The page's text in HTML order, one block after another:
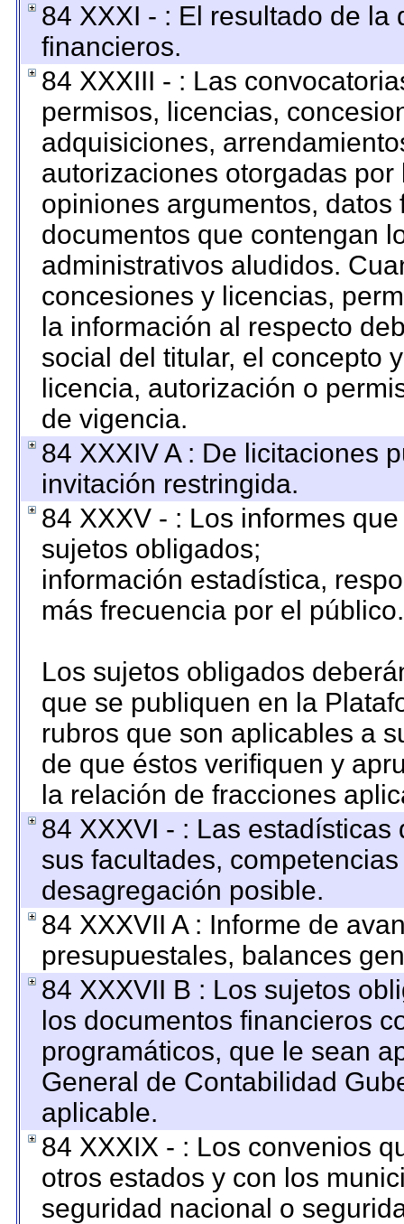
84 XXXI - : El resultado de
financieros.
84 XXXIII - : Las
permisos, licencias,
adquisiciones,
autorizaciones otorgadas
opiniones argumentos,
documentos que contengan
administrativos aludidos.
concesiones y licencias,
la información al respecto
social del titular, el concepto
licencia, autorización o
de vigencia.
84 XXXIV A : De licitaciones
invitación restringida.
84 XXXV - : Los informes
sujetos obligados;
información estadística,
más frecuencia por el público.
Los sujetos obligados
que se publiquen en la
rubros que son aplicables a
de que éstos verifiquen y
la relación de fracciones
84 XXXVI - : Las
sus facultades,
desagregación posible.
84 XXXVII A : Informe de
presupuestales, balances
84 XXXVII B : Los sujetos
los documentos financieros
programáticos, que le sean
General de Contabilidad
aplicable.
84 XXXIX - : Los convenios
otros estados y con los
seguridad nacional o